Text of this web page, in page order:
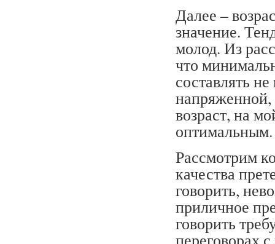
Далее –
значение.
молод. Из
что
составлять
напряженной,
возраст, на
оптимальным.
Рассмотрим
качества
говорить,
приличное
говорить
переговорах